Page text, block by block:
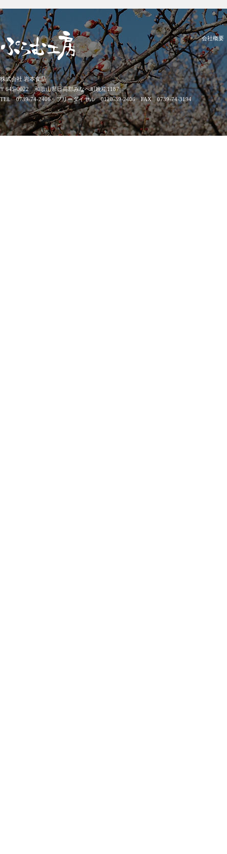
株式会社 岩本食品
〒645-0022 和歌山県日高郡みなべ町晩稲1187
TEL 0739-74-2406 フリーダイヤル 0120-39-2406 FAX 0739-74-3194
会社概要